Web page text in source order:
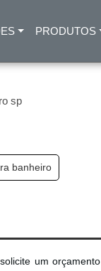
PRODUTOS
sp
banheiro
um orçamento